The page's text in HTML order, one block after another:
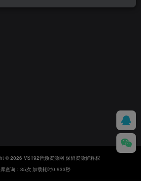
© 2026 VST92音频资源网 保留资源解释权
查询：35次 加载耗时0.933秒